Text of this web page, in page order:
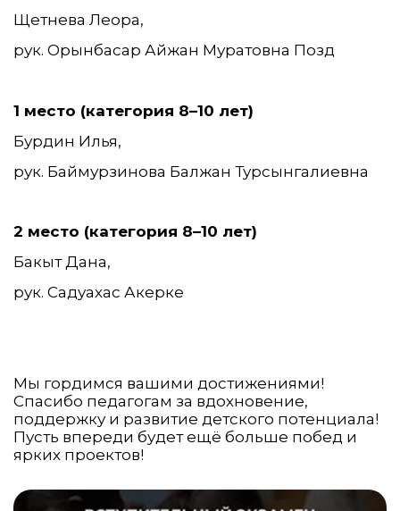
Щетнева Леора,
рук. Орынбасар Айжан Муратовна Позд
1 место (категория 8–10 лет)
Бурдин Илья,
рук. Баймурзинова Балжан Турсынгалиевна
2 место (категория 8–10 лет)
Бакыт Дана,
рук. Садуахас Акерке
Мы гордимся вашими достижениями!
Спасибо педагогам за вдохновение,
поддержку и развитие детского потенциала!
Пусть впереди будет ещё больше побед и
ярких проектов!